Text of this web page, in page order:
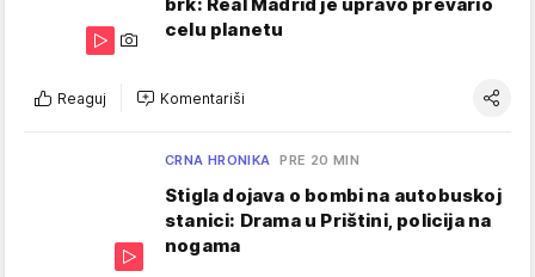
celu planetu
Reaguj Komentariši
CRNA HRONIKA PRE 20 MIN
Stigla dojava o bombi na autobuskoj
stanici: Drama u Prištini, policija na
nogama